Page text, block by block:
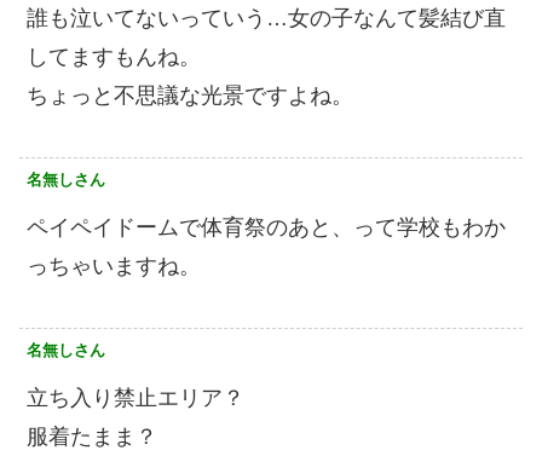
誰も泣いてないっていう…女の子なんて髪結び直
してますもんね。
ちょっと不思議な光景ですよね。
名無しさん
ペイペイドームで体育祭のあと、って学校もわか
っちゃいますね。
名無しさん
立ち入り禁止エリア？
服着たまま？